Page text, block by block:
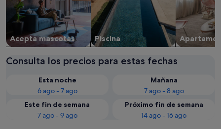
Acepta mascotas Piscina
Consulta los precios para estas fechas
Esta noche
6 ago - 7 ago
Mañana
7 ago - 8 ago
Este fin de semana
7 ago - 9 ago
Próximo fin de semana
14 ago - 16 ago